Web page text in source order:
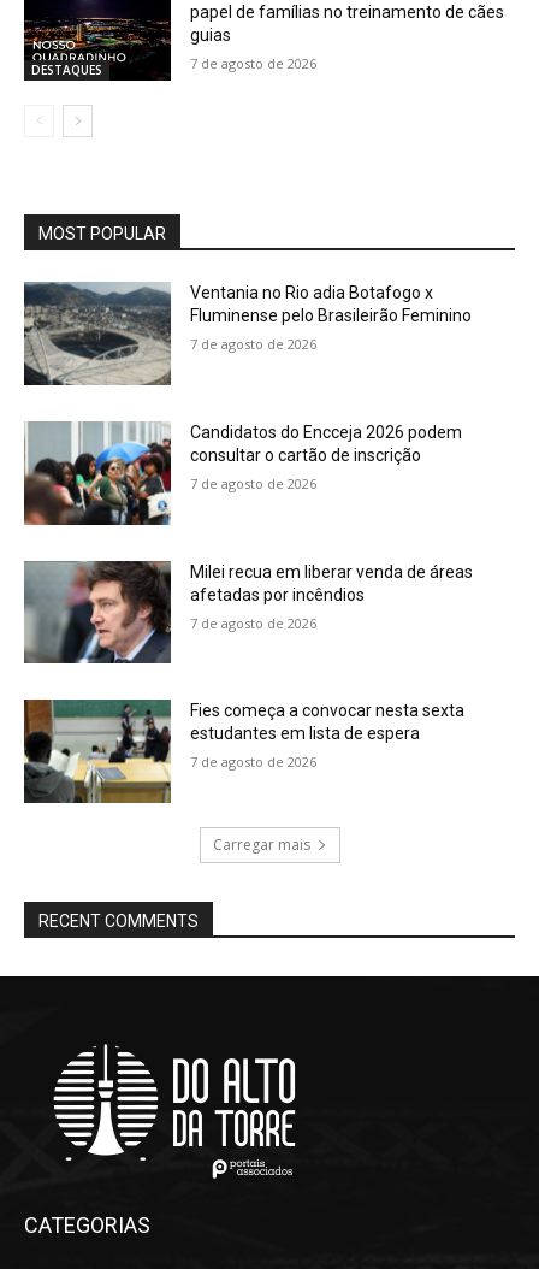
DESTAQUES
papel de famílias no treinamento de cães
guias
7 de agosto de 2026
MOST POPULAR
Ventania no Rio adia Botafogo x
Fluminense pelo Brasileirão Feminino
7 de agosto de 2026
Candidatos do Encceja 2026 podem
consultar o cartão de inscrição
7 de agosto de 2026
Milei recua em liberar venda de áreas
afetadas por incêndios
7 de agosto de 2026
Fies começa a convocar nesta sexta
estudantes em lista de espera
7 de agosto de 2026
Carregar mais
RECENT COMMENTS
CATEGORIAS